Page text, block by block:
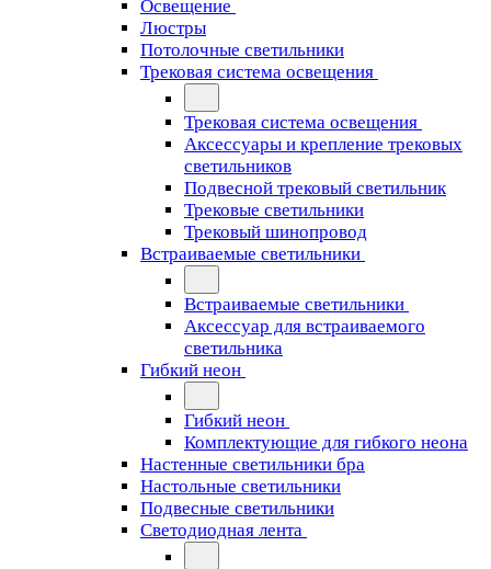
Освещение
Люстры
Потолочные светильники
Трековая система освещения
Трековая система освещения
Аксессуары и крепление трековых
светильников
Подвесной трековый светильник
Трековые светильники
Трековый шинопровод
Встраиваемые светильники
Встраиваемые светильники
Аксессуар для встраиваемого
светильника
Гибкий неон
Гибкий неон
Комплектующие для гибкого неона
Настенные светильники бра
Настольные светильники
Подвесные светильники
Светодиодная лента